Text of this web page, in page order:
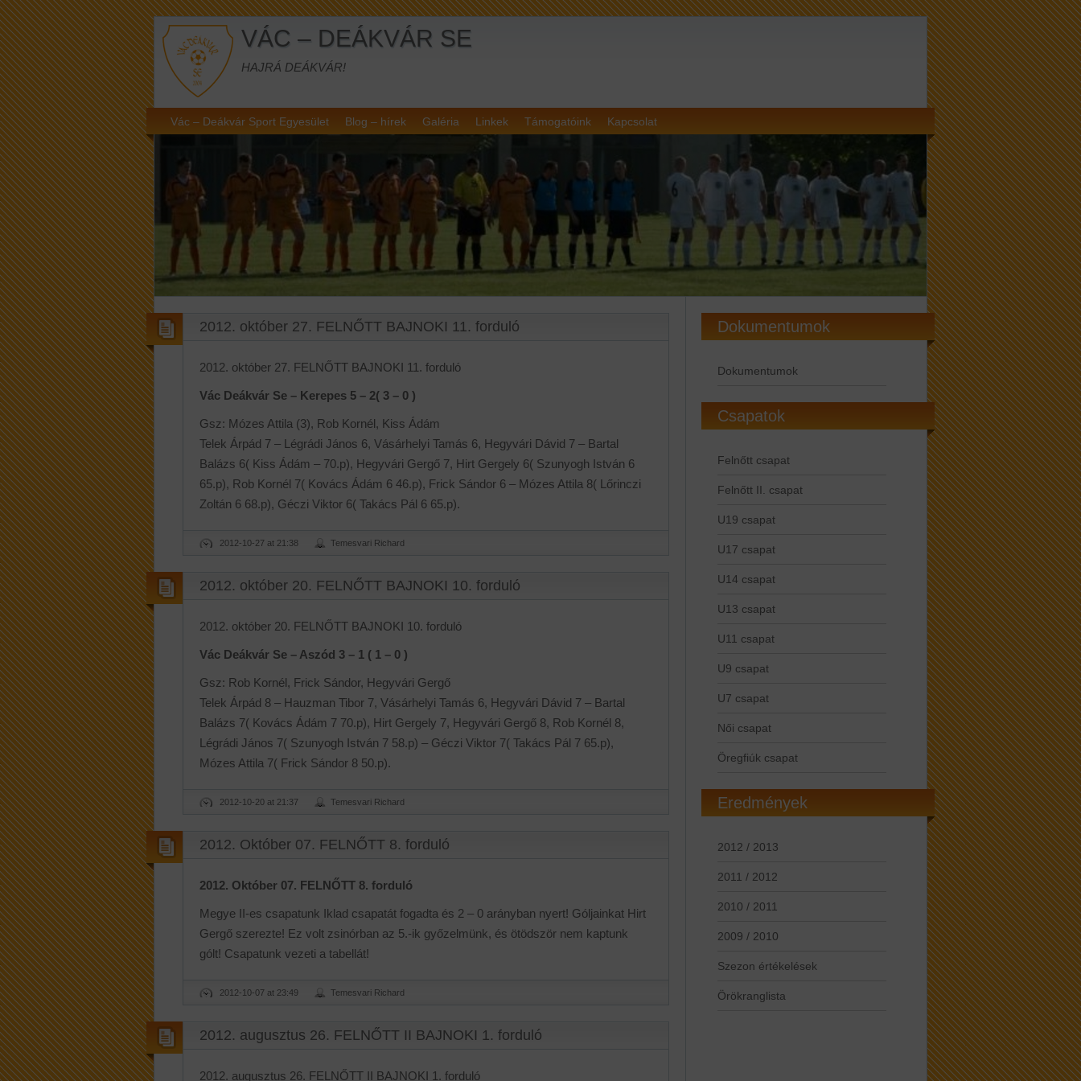
VÁC – DEÁKVÁR SE
HAJRÁ DEÁKVÁR!
Vác – Deákvár Sport Egyesület Blog – hírek Galéria Linkek Támogatóink Kapcsolat
2012. október 27. FELNŐTT BAJNOKI 11. forduló
2012. október 27. FELNŐTT BAJNOKI 11. forduló
Vác Deákvár Se – Kerepes 5 – 2( 3 – 0 )
Gsz: Mózes Attila (3), Rob Kornél, Kiss Ádám
Telek Árpád 7 – Légrádi János 6, Vásárhelyi Tamás 6, Hegyvári Dávid 7 – Bartal
Balázs 6( Kiss Ádám – 70.p), Hegyvári Gergő 7, Hirt Gergely 6( Szunyogh István 6
65.p), Rob Kornél 7( Kovács Ádám 6 46.p), Frick Sándor 6 – Mózes Attila 8( Lőrinczi
Zoltán 6 68.p), Géczi Viktor 6( Takács Pál 6 65.p).
2012-10-27 at 21:38 Temesvari Richard
2012. október 20. FELNŐTT BAJNOKI 10. forduló
2012. október 20. FELNŐTT BAJNOKI 10. forduló
Vác Deákvár Se – Aszód 3 – 1 ( 1 – 0 )
Gsz: Rob Kornél, Frick Sándor, Hegyvári Gergő
Telek Árpád 8 – Hauzman Tibor 7, Vásárhelyi Tamás 6, Hegyvári Dávid 7 – Bartal
Balázs 7( Kovács Ádám 7 70.p), Hirt Gergely 7, Hegyvári Gergő 8, Rob Kornél 8,
Légrádi János 7( Szunyogh István 7 58.p) – Géczi Viktor 7( Takács Pál 7 65.p),
Mózes Attila 7( Frick Sándor 8 50.p).
2012-10-20 at 21:37 Temesvari Richard
2012. Október 07. FELNŐTT 8. forduló
2012. Október 07. FELNŐTT 8. forduló
Megye II-es csapatunk Iklad csapatát fogadta és 2 – 0 arányban nyert! Góljainkat Hirt
Gergő szerezte! Ez volt zsinórban az 5.-ik győzelmünk, és ötödször nem kaptunk
gólt! Csapatunk vezeti a tabellát!
2012-10-07 at 23:49 Temesvari Richard
2012. augusztus 26. FELNŐTT II BAJNOKI 1. forduló
2012. augusztus 26. FELNŐTT II BAJNOKI 1. forduló
Dokumentumok
Dokumentumok
Csapatok
Felnőtt csapat
Felnőtt II. csapat
U19 csapat
U17 csapat
U14 csapat
U13 csapat
U11 csapat
U9 csapat
U7 csapat
Női csapat
Öregfiúk csapat
Eredmények
2012 / 2013
2011 / 2012
2010 / 2011
2009 / 2010
Szezon értékelések
Örökranglista